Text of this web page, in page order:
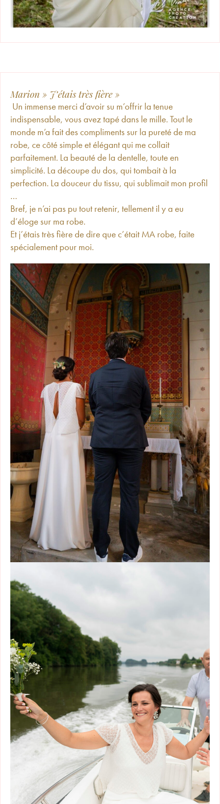
Marion » J’étais très fière »
Un immense merci d’avoir su m’offrir la tenue
indispensable, vous avez tapé dans le mille. Tout le
monde m’a fait des compliments sur la pureté de ma
robe, ce côté simple et élégant qui me collait
parfaitement. La beauté de la dentelle, toute en
simplicité. La découpe du dos, qui tombait à la
perfection. La douceur du tissu, qui sublimait mon profil
…
Bref, je n’ai pas pu tout retenir, tellement il y a eu
d’éloge sur ma robe.
Et j’étais très fière de dire que c’était MA robe, faite
spécialement pour moi.